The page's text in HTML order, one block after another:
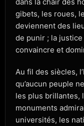
dans la chair des
gibets, les roues,
deviennent des
de punir ; la
convaincre et
Au fil des siècles,
qu’aucun peuple
les plus brillantes,
monuments
universités, les